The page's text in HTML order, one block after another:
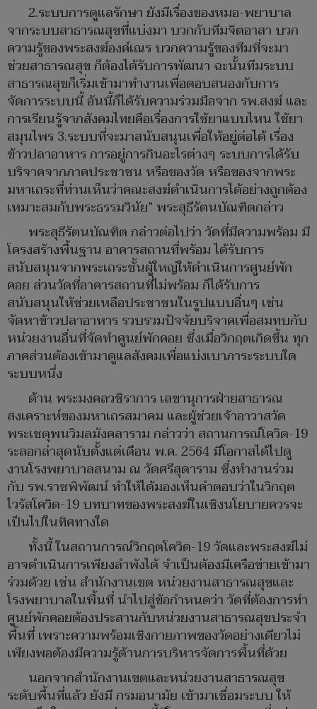
2.ระบบการดูแลรักษา ยังมีเรื่องของหมอ-พยาบาล
จากระบบสาธารณสุขที่แบ่งมา บวกกับทีมจิตอาสา บวก
ความรู้ของพระสงฆ์องค์เณร บวกความรู้ของทีมที่จะมา
ช่วยสาธารณสุข ก็ต้องได้รับการพัฒนา ฉะนั้นทีมระบบ
สาธารณสุขก็เริ่มเข้ามาทำงานเพื่อตอบสนองกับการ
จัดการระบบนี้ อันนี้ก็ได้รับความร่วมมือจาก รพ.สงฆ์ และ
การเรียนรู้จากสังคมไทยคือเรื่องการใช้ยาแบบไหน ใช้ยา
สมุนไพร 3.ระบบที่จะมาสนับสนุนเพื่อให้อยู่ต่อได้ เรื่อง
ข้าวปลาอาหาร การอยู่การกินอะไรต่างๆ ระบบการได้รับ
บริจาคจากภาคประชาชน หรือของวัด หรือของจากพระ
มหาเถระที่ท่านเห็นว่าคณะสงฆ์ดำเนินการได้อย่างถูกต้อง
เหมาะสมกับพระธรรมวินัย” พระสุธีรัตนบัณฑิตกล่าว
พระสุธีรัตนบัณฑิต กล่าวต่อไปว่า วัดที่มีความพร้อม มี
โครงสร้างพื้นฐาน อาคารสถานที่พร้อม ได้รับการ
สนับสนุนจากพระเถระชั้นผู้ใหญ่ให้ดำเนินการศูนย์พัก
คอย ส่วนวัดที่อาคารสถานที่ไม่พร้อม ก็ได้รับการ
สนับสนุนให้ช่วยเหลือประชาชนในรูปแบบอื่นๆ เช่น
จัดหาข้าวปลาอาหาร รวบรวมปัจจัยบริจาคเพื่อสมทบกับ
หน่วยงานอื่นที่จัดทำศูนย์พักคอย ซึ่งเมื่อวิกฤตเกิดขึ้น ทุก
ภาคส่วนต้องเข้ามาดูแลสังคมเพื่อแบ่งเบาภาระระบบใด
ระบบหนึ่ง
ด้าน พระมงคลวชิราการ เลขานุการฝ่ายสาธารณ
สงเคราะห์ของมหาเถรสมาคม และผู้ช่วยเจ้าอาวาสวัด
พระเชตุพนวิมลมังคลาราม กล่าวว่า สถานการณ์โควิด-19
ระลอกล่าสุดนับตั้งแต่เดือน พ.ค. 2564 มีโอกาสได้ไปดู
งานโรงพยาบาลสนาม ณ วัดศรีสุดาราม ซึ่งทำงานร่วม
กับ รพ.ราชพิพัฒน์ ทำให้ได้มองเห็นคำตอบว่าในวิกฤต
ไวรัสโควิด-19 บทบาทของพระสงฆ์ในเชิงนโยบายควรจะ
เป็นไปในทิศทางใด
ทั้งนี้ ในสถานการณ์วิกฤตโควิด-19 วัดและพระสงฆ์ไม่
อาจดำเนินการเพียงลำพังได้ จำเป็นต้องมีเครือข่ายเข้ามา
ร่วมด้วย เช่น สำนักงานเขต หน่วยงานสาธารณสุขและ
โรงพยาบาลในพื้นที่ นำไปสู่ข้อกำหนดว่า วัดที่ต้องการทำ
ศูนย์พักคอยต้องประสานกับหน่วยงานสาธารณสุขประจำ
พื้นที่ เพราะความพร้อมเชิงกายภาพของวัดอย่างเดียวไม่
เพียงพอต้องมีความรู้ด้านการบริหารจัดการพื้นที่ด้วย
นอกจากสำนักงานเขตและหน่วยงานสาธารณสุข
ระดับพื้นที่แล้ว ยังมี กรมอนามัย เข้ามาเชื่อมระบบ ให้